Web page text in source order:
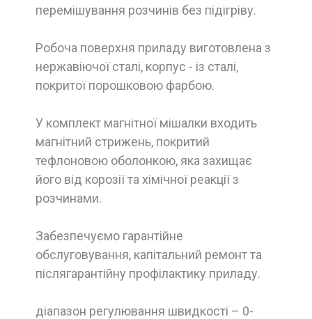
перемішування розчинів без підігріву.
Робоча поверхня приладу виготовлена з
нержавіючої сталі, корпус - із сталі,
покритої порошковою фарбою.
У комплект магнітної мішалки входить
магнітний стрижень, покритий
тефлоновою оболонкою, яка захищає
його від корозії та хімічної реакції з
розчинами.
Забезпечуємо гарантійне
обслуговування, капітальний ремонт та
післягарантійну профілактику приладу.
діапазон регулювання швидкості – 0-